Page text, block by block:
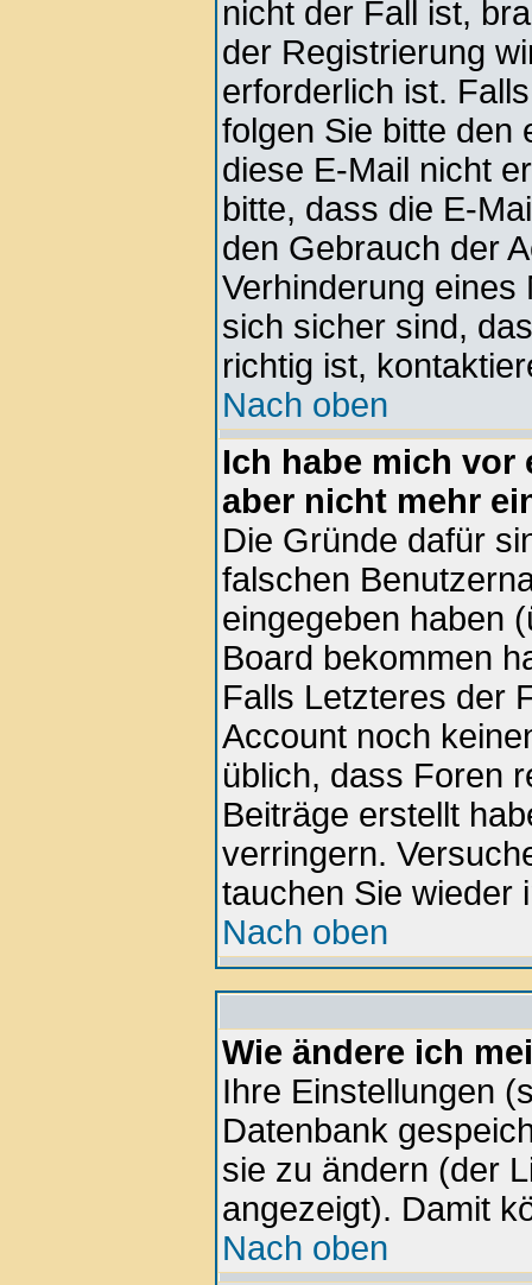
nicht der Fall ist,
der Registrierung
erforderlich ist.
folgen Sie bitte den
diese E-Mail nicht
bitte, dass die E-
den Gebrauch der
Verhinderung
sich sicher sind,
richtig ist,
Nach oben
Ich habe mich
aber nicht mehr
Die Gründe dafür
falschen
eingegeben haben
Board bekommen
Falls Letzteres der
Account noch
üblich, dass Foren
Beiträge erstellt
verringern.
tauchen Sie wieder
Nach oben
Wie ändere ich
Ihre Einstellungen
Datenbank
sie zu ändern (der
angezeigt). Damit
Nach oben